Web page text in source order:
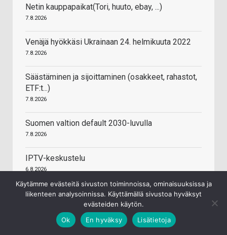
Netin kauppapaikat(Tori, huuto, ebay, ...)
7.8.2026
Venäjä hyökkäsi Ukrainaan 24. helmikuuta 2022
7.8.2026
Säästäminen ja sijoittaminen (osakkeet, rahastot,
ETF:t...)
7.8.2026
Suomen valtion default 2030-luvulla
7.8.2026
IPTV-keskustelu
6.8.2026
Valta Kuuluu Kansalle (VKK)
Käytämme evästeitä sivuston toiminnoissa, ominaisuuksissa ja
liikenteen analysoinnissa. Käyttämällä sivustoa hyväksyt
evästeiden käytön.
Ok
En hyväksy Lisätietoja